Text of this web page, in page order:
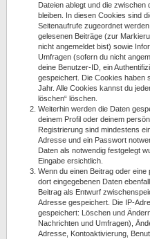
Dateien ablegt und die
bleiben. In diesen Cookies sind
Seitenaufrufe zugeordnet
gelesenen Beiträge (zur
nicht angemeldet bist) sowie
Umfragen (sofern du nicht
deine Benutzer-ID, ein
gespeichert. Die Cookies haben
Jahr. Alle Cookies kannst du
löschen“ löschen.
Weiterhin werden die Daten
deinem Profil oder deinem
Registrierung sind mindestens
Adresse und ein Passwort
Daten als notwendig festgelegt
Eingabe ersichtlich.
Wenn du einen Beitrag oder
dort eingegebenen Daten
Beitrag als Entwurf
Adresse gespeichert. Die IP-
gespeichert: Löschen und
Nachrichten und Umfragen),
Adresse, Kontoaktivierung,